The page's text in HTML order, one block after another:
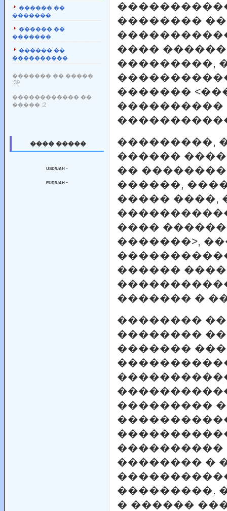
������ ��
�������
������ ��
�������
������ ��
����������
������� �� �����
:39
������������ ��
����� :2
���� �����
USD/UAH -
EUR/UAH -
��������
����
���������,
�������
����������
���������,
������
��
������,
����� ����,
����
�������>,
������
������� �
��������
��������
�������
���������
����������
�������� �
���������.
� ������